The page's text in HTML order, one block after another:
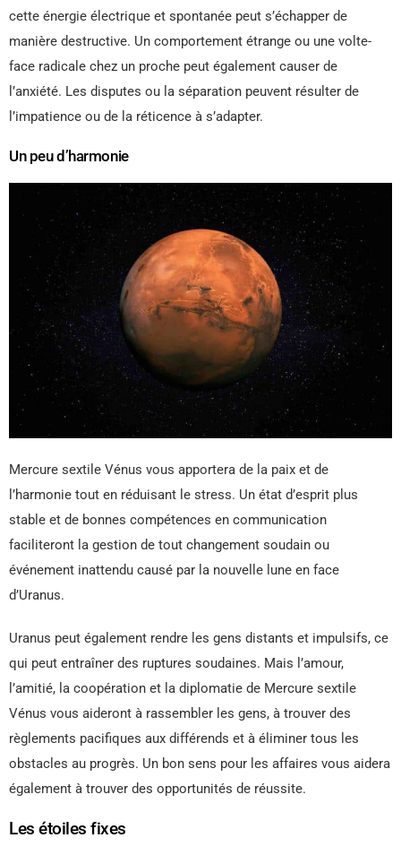
cette énergie électrique et spontanée peut s’échapper de
manière destructive. Un comportement étrange ou une volte-
face radicale chez un proche peut également causer de
l’anxiété. Les disputes ou la séparation peuvent résulter de
l’impatience ou de la réticence à s’adapter.
Un peu d’harmonie
Mercure sextile Vénus vous apportera de la paix et de
l’harmonie tout en réduisant le stress. Un état d’esprit plus
stable et de bonnes compétences en communication
faciliteront la gestion de tout changement soudain ou
événement inattendu causé par la nouvelle lune en face
d’Uranus.
Uranus peut également rendre les gens distants et impulsifs, ce
qui peut entraîner des ruptures soudaines. Mais l’amour,
l’amitié, la coopération et la diplomatie de Mercure sextile
Vénus vous aideront à rassembler les gens, à trouver des
règlements pacifiques aux différends et à éliminer tous les
obstacles au progrès. Un bon sens pour les affaires vous aidera
également à trouver des opportunités de réussite.
Les étoiles fixes